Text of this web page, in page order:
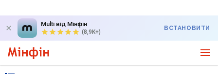
Multi від Мінфін
(8,9K+)
ВСТАНОВИТИ